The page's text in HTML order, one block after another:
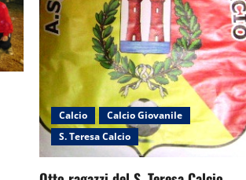
Calcio
Calcio Giovanile
S. Teresa Calcio